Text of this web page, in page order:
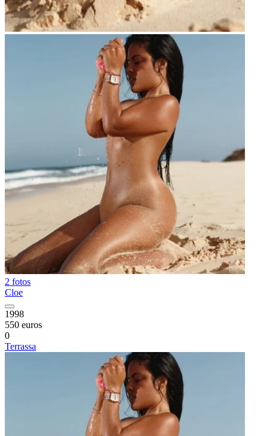
2 fotos
Cloe
1998
550 euros
0
Terrassa